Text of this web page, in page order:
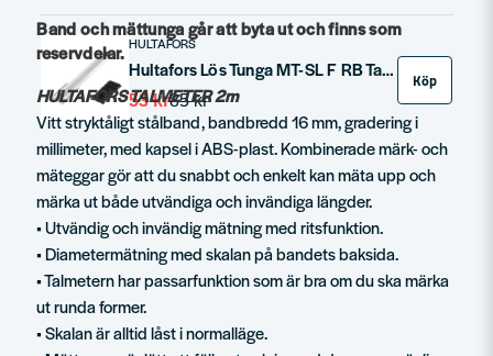
HULTAFORS
Hultafors Lös Tunga MT-SL F RB Talmeter
85 kr
53 kr
Köp
Band och mättunga går att byta ut och finns som
reservdelar.
HULTAFORS TALMETER 2m
Vitt stryktåligt stålband, bandbredd 16 mm, gradering i
millimeter, med kapsel i ABS-plast. Kombinerade märk- och
mäteggar gör att du snabbt och enkelt kan mäta upp och
märka ut både utvändiga och invändiga längder.
• Utvändig och invändig mätning med ritsfunktion.
• Diametermätning med skalan på bandets baksida.
• Talmetern har passarfunktion som är bra om du ska märka
ut runda former.
• Skalan är alltid låst i normalläge.